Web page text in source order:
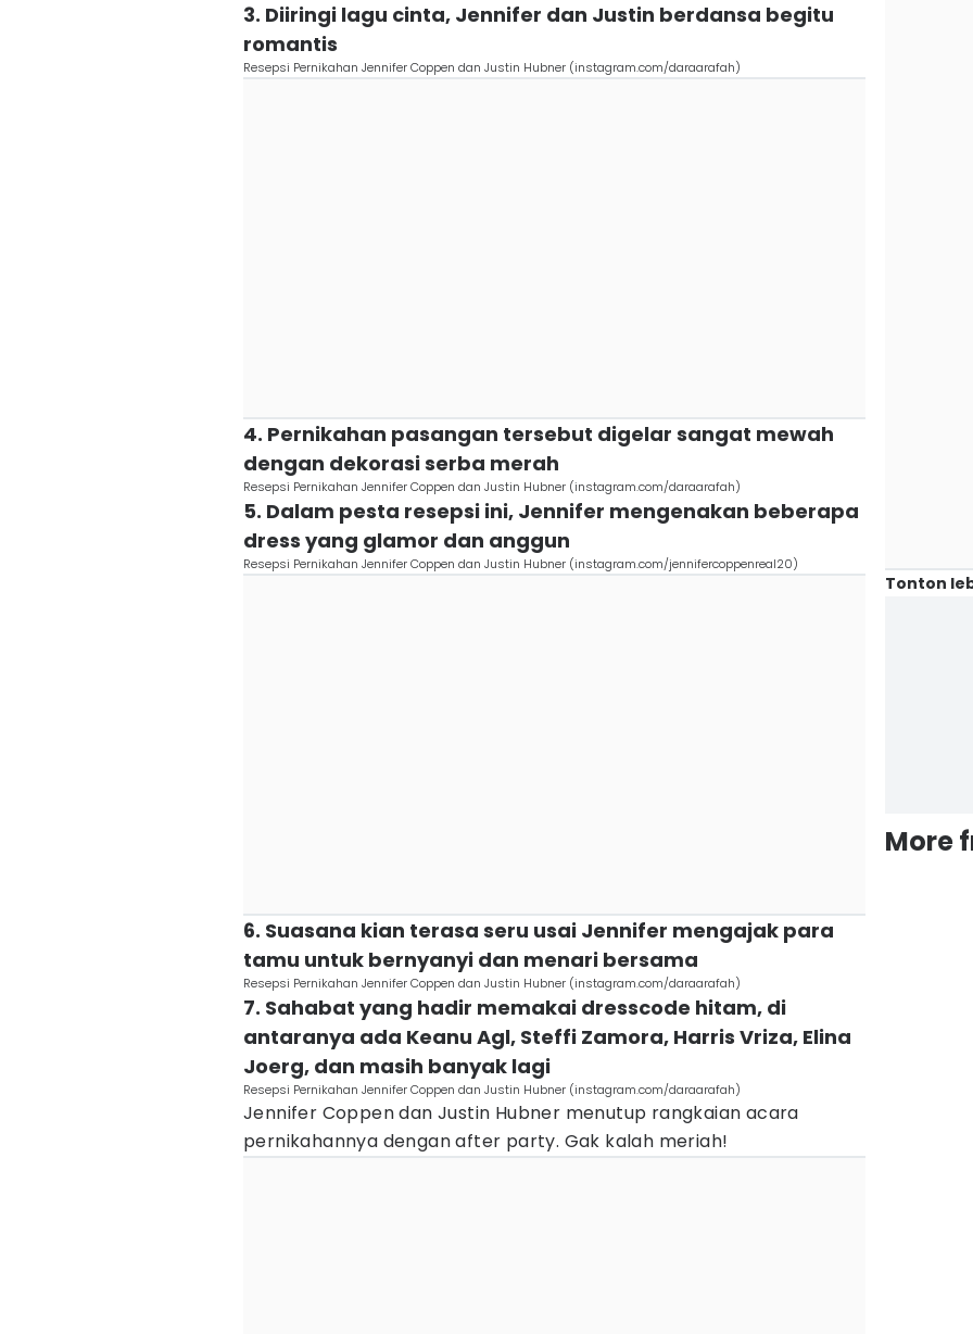
3. Diiringi lagu cinta, Jennifer dan Justin berdansa begitu
romantis
Resepsi Pernikahan Jennifer Coppen dan Justin Hubner (instagram.com/daraarafah)
4. Pernikahan pasangan tersebut digelar sangat mewah
dengan dekorasi serba merah
Resepsi Pernikahan Jennifer Coppen dan Justin Hubner (instagram.com/daraarafah)
5. Dalam pesta resepsi ini, Jennifer mengenakan beberapa
dress yang glamor dan anggun
Resepsi Pernikahan Jennifer Coppen dan Justin Hubner (instagram.com/jennifercoppenreal20)
6. Suasana kian terasa seru usai Jennifer mengajak para
tamu untuk bernyanyi dan menari bersama
Resepsi Pernikahan Jennifer Coppen dan Justin Hubner (instagram.com/daraarafah)
7. Sahabat yang hadir memakai dresscode hitam, di
antaranya ada Keanu Agl, Steffi Zamora, Harris Vriza, Elina
Joerg, dan masih banyak lagi
Resepsi Pernikahan Jennifer Coppen dan Justin Hubner (instagram.com/daraarafah)
Jennifer Coppen dan Justin Hubner menutup rangkaian acara
pernikahannya dengan after party. Gak kalah meriah!
Tonton
More